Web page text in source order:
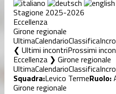
Stagione 2025-2026
Eccellenza
Girone regionale
UltimaCalendarioClassifica
❮ Ultimi incontriProssimi
Eccellenza ❯ Girone regionale
UltimaCalendarioClassifica
Squadra:Levico TermeRuolo:
Girone regionale